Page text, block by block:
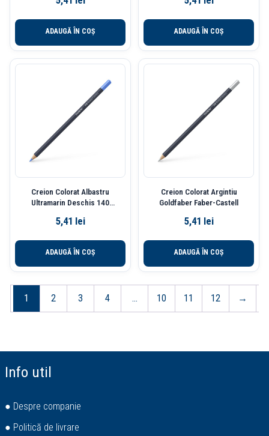
ADAUGĂ ÎN COȘ ADAUGĂ ÎN COȘ
Creion Colorat Albastru
Ultramarin Deschis 140
5,41 lei
ADAUGĂ ÎN COȘ
Creion Colorat Argintiu
Goldfaber Faber-Castell
5,41 lei
ADAUGĂ ÎN COȘ
1 2 3 4 … 10 11 12 →
Info util
● Despre companie
● Politică de livrare